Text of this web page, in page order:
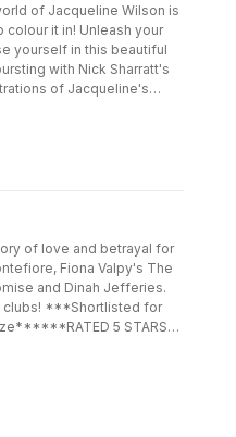
of Jacqueline Wilson is
colour it in! Unleash your
yourself in this beautiful
with Nick Sharratt's
of Jacqueline's
of love and betrayal for
Fiona Valpy's The
and Dinah Jefferies.
clubs! ***Shortlisted for
5 STARS